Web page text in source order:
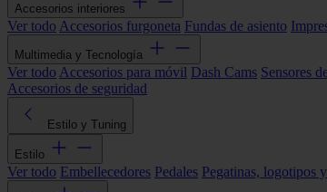
Accesorios interiores
Ver todo Accesorios furgoneta Fundas de asiento
Multimedia y Tecnología
Ver todo Accesorios para móvil Dash Cams Sensores
Accesorios de seguridad
Estilo y Tuning
Estilo
Ver todo Embellecedores Pedales Pegatinas, logotipos